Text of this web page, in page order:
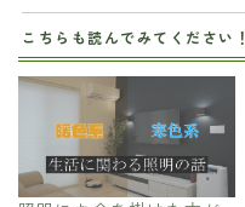
こちらも読んでみてください！